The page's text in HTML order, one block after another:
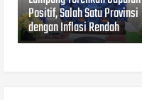
Positif, Salah Satu Provinsi
dengan Inflasi Rendah